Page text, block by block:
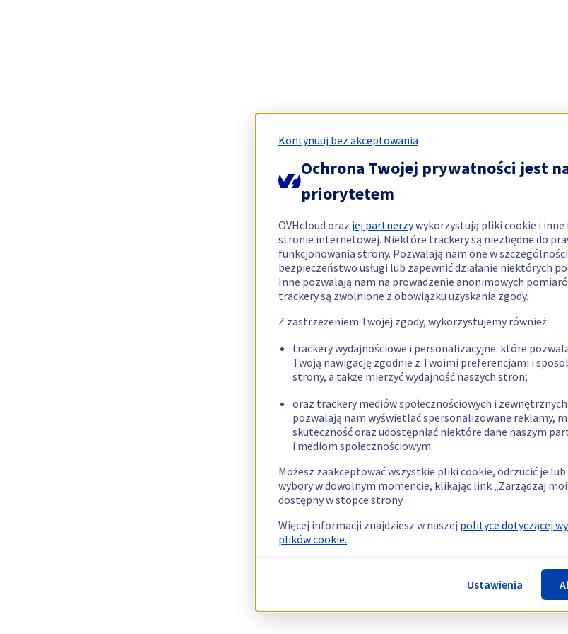
Kontynuuj bez akceptowania
Ochrona Twojej prywatności jest
priorytetem
OVHcloud oraz jej partnerzywykorzystują pliki cookie i inne
stronie internetowej. Niektóre trackery są niezbędne do
funkcjonowania strony. Pozwalają nam one w
bezpieczeństwo usługi lub zapewnić działanie niektórych
Inne pozwalają nam na prowadzenie anonimowych
trackery są zwolnione z obowiązku uzyskania zgody.
Z zastrzeżeniem Twojej zgody, wykorzystujemy również:
trackery wydajnościowe i personalizacyjne: które
Twoją nawigację zgodnie z Twoimi preferencjami i
strony, a także mierzyć wydajność naszych stron;
oraz trackery mediów społecznościowych i
pozwalają nam wyświetlać spersonalizowane reklamy,
skuteczność oraz udostępniać niektóre dane naszym
i mediom społecznościowym.
Możesz zaakceptować wszystkie pliki cookie, odrzucić je
wybory w dowolnym momencie, klikając link „Zarządzaj
dostępny w stopce strony.
Więcej informacji znajdziesz w naszej polityce dotyczącej
plików cookie.
Ustawienia